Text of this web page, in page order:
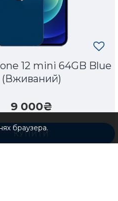
12 mini 64GB Blue
(Вживаний)
9 000₴
КУПИТИ
браузера.